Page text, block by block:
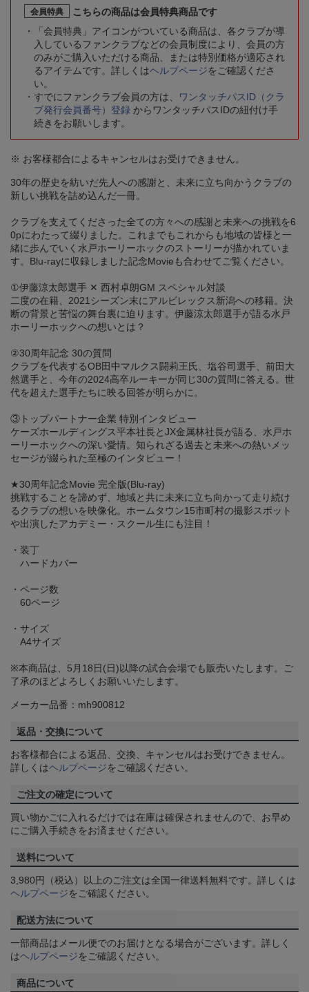
会員特典
こちらの商品は会員特典商品です
「会員特典」アイコンがついている商品は、各クラブが導
入しているファンクラブなどの会員制度により、会員の方
のみがご購入いただける商品、または特別価格が適応され
るアイテムです。詳しくはヘルプページをご確認くださ
い。
すでにファンクラブ会員の方は、
ワンタッチパスID（クラ
ブ発行会員番号）登録 からワンタッチパスIDの紐付け手
続きをお願いします。
※ お客様都合によるキャンセルはお受けできません。
30年の歴史を紡いだ先人への感謝と、未来に立ち向かうクラブの
新しい挑戦を詰め込んだ一冊。
クラブを支えてくださった全ての方々への感謝と未来への挑戦を6
0pにわたって綴りました。これまでもこれからも地域の皆様と一
緒に歩んでいく水戸ホーリーホックのストーリーが描かれていま
す。Blu-rayに収録しました記念Movieも合わせてご覧ください。
①伊藤涼太郎選手 ✕ 西村卓朗GM スペシャル対談
二度の在籍、2021シーズン末にアルビレックス新潟への移籍。決
断の背景と苦悩の舞台裏に迫ります。伊藤涼太郎選手が語る水戸
ホーリーホックへの想いとは？
②30周年記念 30の質問
クラブを代表するOB田中マルクス闘莉王氏、塩谷司選手、前田大
然選手と、今年の2024高卒ルーキーが同じ30の質問に答える。世
代を超えた選手たちに映る回答が明らかに。
③トップパートナー企業 特別インタビュー
ケーズホールディングス平本社長とJX金属林社長が語る、水戸ホ
ーリーホックへの深い愛情。知られざる過去と未来への熱いメッ
セージが綴られた至極のインタビュー！
★30周年記念Movie 完全版(Blu-ray)
挑戦することを諦めず、地域と共に未来に立ち向かって走り続け
るクラブの想いを映像化。ホームタウン15市町村の撮影スポット
や出演したアカデミー・スクール生にも注目！
・装丁
ハードカバー
・ページ数
60ページ
・サイズ
A4サイズ
※本商品は、5月18日(日)以降の試合会場でも販売いたします。ご
了承のほどよろしくお願いいたします。
メーカー品番：mh900812
返品・交換について
お客様都合による返品、交換、キャンセルはお受けできません。
詳しくはヘルプページをご確認ください。
ご注文の確定について
買い物かごに入れるだけでは在庫は確保されませんので、お早め
にご購入手続きをお済ませください。
送料について
3,980円（税込）以上のご注文は全国一律送料無料です。詳しくは
ヘルプページをご確認ください。
配送方法について
一部商品はメール便でのお届けとなる場合がございます。詳しく
はヘルプページをご確認ください。
商品について